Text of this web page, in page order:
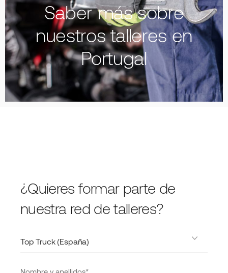
Saber más sobre
nuestros talleres en
Portugal
¿Quieres formar parte de
nuestra red de talleres?